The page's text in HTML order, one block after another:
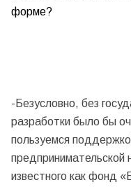
форме?
-Безусловно, без
разработки было бы
пользуемся
предпринимательской
известного как фонд